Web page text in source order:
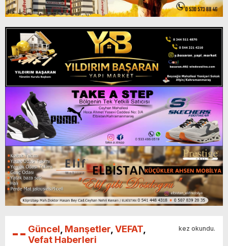
Güncel Manşetler VEFAT
Vefat Haberleri
kez okundu.